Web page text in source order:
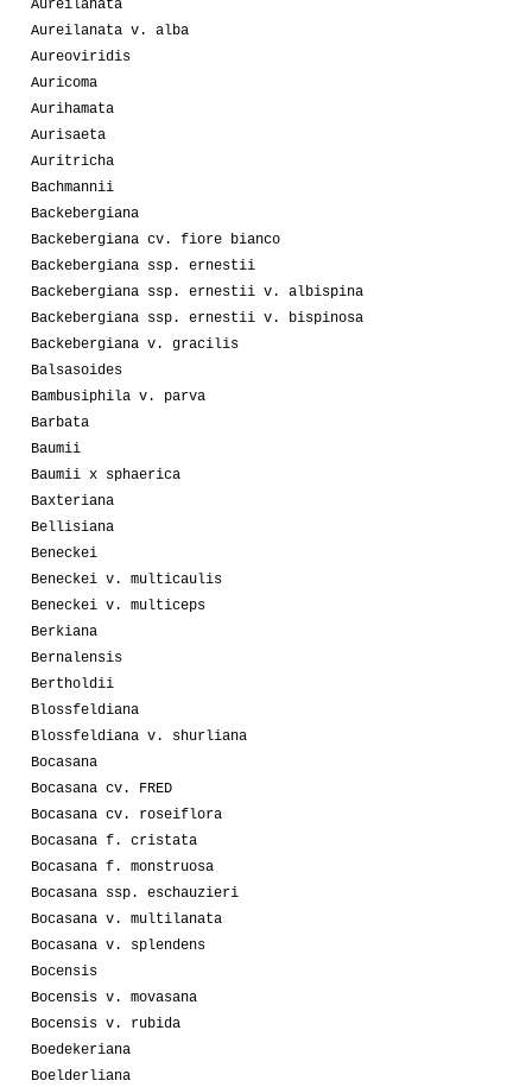
Aureilanata
Aureilanata v. alba
Aureoviridis
Auricoma
Aurihamata
Aurisaeta
Auritricha
Bachmannii
Backebergiana
Backebergiana cv. fiore bianco
Backebergiana ssp. ernestii
Backebergiana ssp. ernestii v. albispina
Backebergiana ssp. ernestii v. bispinosa
Backebergiana v. gracilis
Balsasoides
Bambusiphila v. parva
Barbata
Baumii
Baumii x sphaerica
Baxteriana
Bellisiana
Beneckei
Beneckei v. multicaulis
Beneckei v. multiceps
Berkiana
Bernalensis
Bertholdii
Blossfeldiana
Blossfeldiana v. shurliana
Bocasana
Bocasana cv. FRED
Bocasana cv. roseiflora
Bocasana f. cristata
Bocasana f. monstruosa
Bocasana ssp. eschauzieri
Bocasana v. multilanata
Bocasana v. splendens
Bocensis
Bocensis v. movasana
Bocensis v. rubida
Boedekeriana
Boelderliana